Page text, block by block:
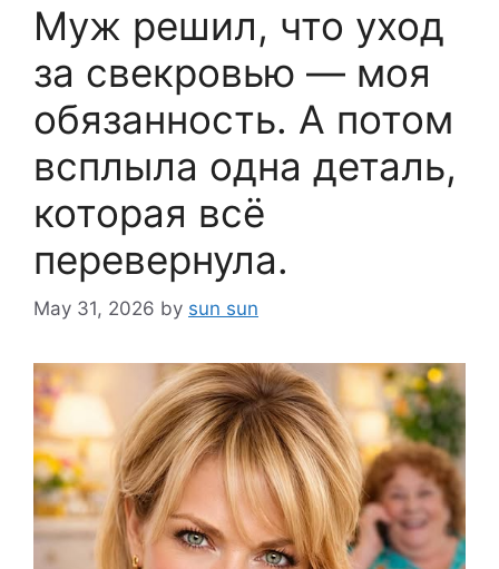
Муж решил, что уход
за свекровью — моя
обязанность. А потом
всплыла одна деталь,
которая всё
перевернула.
May 31, 2026 by sun sun